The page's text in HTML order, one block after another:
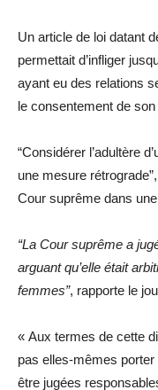
Un article de loi datant
permettait d’infliger
ayant eu des relations
le consentement de son
“Considérer l’adultère
une mesure
Cour suprême dans
“La Cour suprême a
arguant qu’elle était
femmes”, rapporte le
« Aux termes de cette
pas elles-mêmes
être jugées